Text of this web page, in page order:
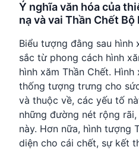
Ý nghĩa văn hóa của
nạ và vai Thần Chết
Biểu tượng đằng sau hình
sắc từ phong cách hình
hình xăm Thần Chết.
thống tượng trưng cho
và thuộc về, các yếu tố
những đường nét rộng
này. Hơn nữa, hình tượng
diện cho cái chết, sự kết